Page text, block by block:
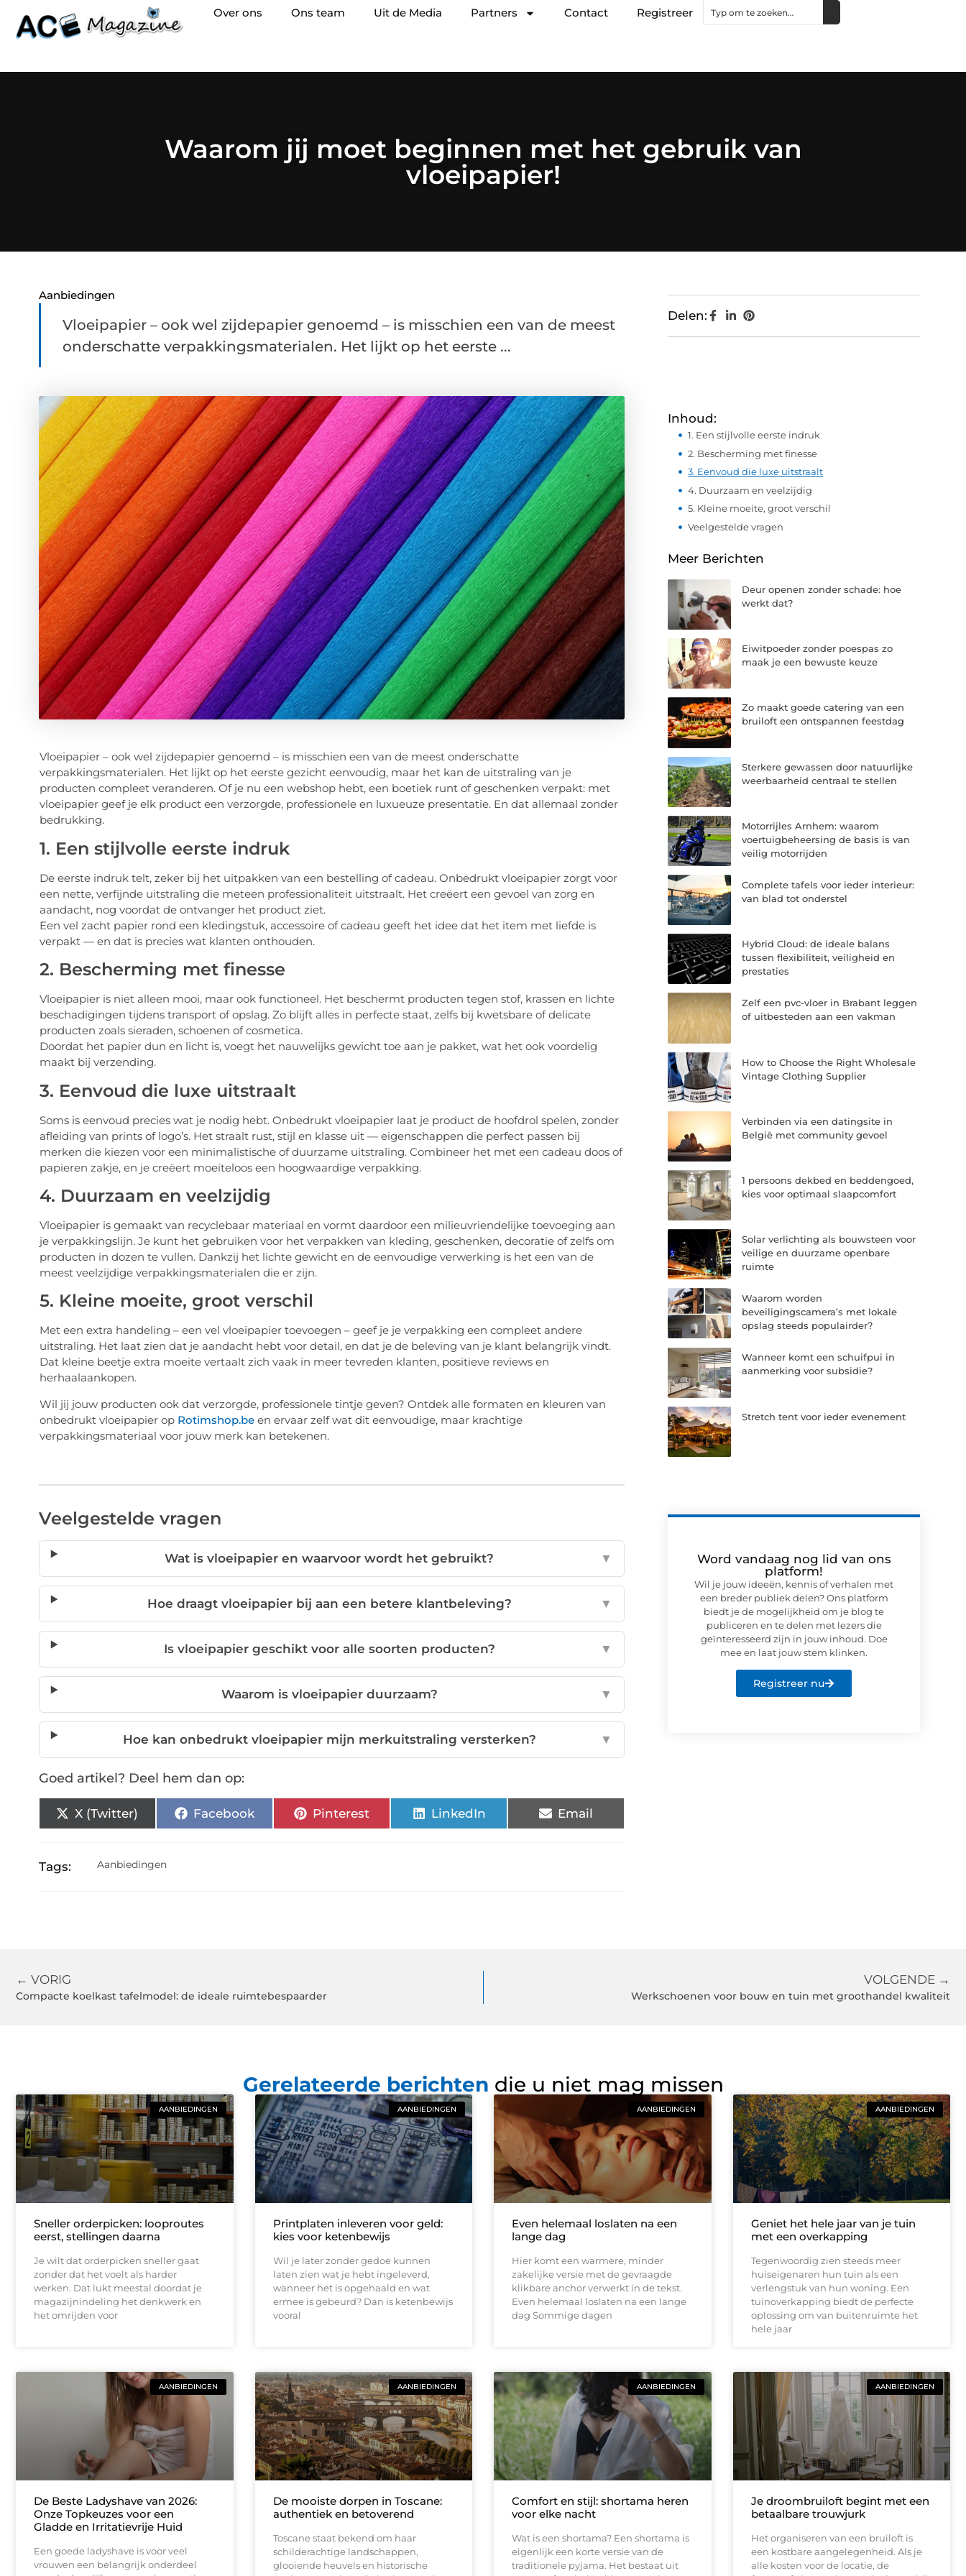
Over ons Ons team Uit de Media Partners Contact Registreer
Waarom jij moet beginnen met het gebruik van
vloeipapier!
Aanbiedingen
Vloeipapier – ook wel zijdepapier genoemd – is misschien een van de meest
onderschatte verpakkingsmaterialen. Het lijkt op het eerste ...
Vloeipapier – ook wel zijdepapier genoemd – is misschien een van de meest onderschatte
verpakkingsmaterialen. Het lijkt op het eerste gezicht eenvoudig, maar het kan de uitstraling van je
producten compleet veranderen. Of je nu een webshop hebt, een boetiek runt of geschenken verpakt: met
vloeipapier geef je elk product een verzorgde, professionele en luxueuze presentatie. En dat allemaal zonder
bedrukking.
1. Een stijlvolle eerste indruk
De eerste indruk telt, zeker bij het uitpakken van een bestelling of cadeau. Onbedrukt vloeipapier zorgt voor
een nette, verfijnde uitstraling die meteen professionaliteit uitstraalt. Het creëert een gevoel van zorg en
aandacht, nog voordat de ontvanger het product ziet.
Een vel zacht papier rond een kledingstuk, accessoire of cadeau geeft het idee dat het item met liefde is
verpakt — en dat is precies wat klanten onthouden.
2. Bescherming met finesse
Vloeipapier is niet alleen mooi, maar ook functioneel. Het beschermt producten tegen stof, krassen en lichte
beschadigingen tijdens transport of opslag. Zo blijft alles in perfecte staat, zelfs bij kwetsbare of delicate
producten zoals sieraden, schoenen of cosmetica.
Doordat het papier dun en licht is, voegt het nauwelijks gewicht toe aan je pakket, wat het ook voordelig
maakt bij verzending.
3. Eenvoud die luxe uitstraalt
Soms is eenvoud precies wat je nodig hebt. Onbedrukt vloeipapier laat je product de hoofdrol spelen, zonder
afleiding van prints of logo’s. Het straalt rust, stijl en klasse uit — eigenschappen die perfect passen bij
merken die kiezen voor een minimalistische of duurzame uitstraling. Combineer het met een cadeau doos of
papieren zakje, en je creëert moeiteloos een hoogwaardige verpakking.
4. Duurzaam en veelzijdig
Vloeipapier is gemaakt van recyclebaar materiaal en vormt daardoor een milieuvriendelijke toevoeging aan
je verpakkingslijn. Je kunt het gebruiken voor het verpakken van kleding, geschenken, decoratie of zelfs om
producten in dozen te vullen. Dankzij het lichte gewicht en de eenvoudige verwerking is het een van de
meest veelzijdige verpakkingsmaterialen die er zijn.
5. Kleine moeite, groot verschil
Met een extra handeling – een vel vloeipapier toevoegen – geef je je verpakking een compleet andere
uitstraling. Het laat zien dat je aandacht hebt voor detail, en dat je de beleving van je klant belangrijk vindt.
Dat kleine beetje extra moeite vertaalt zich vaak in meer tevreden klanten, positieve reviews en
herhaalaankopen.
Wil jij jouw producten ook dat verzorgde, professionele tintje geven? Ontdek alle formaten en kleuren van
onbedrukt vloeipapier opRotimshop.been ervaar zelf wat dit eenvoudige, maar krachtige
verpakkingsmateriaal voor jouw merk kan betekenen.
Veelgestelde vragen
Wat is vloeipapier en waarvoor wordt het gebruikt? ▼
Hoe draagt vloeipapier bij aan een betere klantbeleving? ▼
Is vloeipapier geschikt voor alle soorten producten? ▼
Waarom is vloeipapier duurzaam? ▼
Hoe kan onbedrukt vloeipapier mijn merkuitstraling versterken? ▼
Goed artikel? Deel hem dan op:
X (Twitter) Facebook Pinterest LinkedIn Email
Tags: Aanbiedingen
Delen:
Inhoud:
1. Een stijlvolle eerste indruk
2. Bescherming met finesse
3. Eenvoud die luxe uitstraalt
4. Duurzaam en veelzijdig
5. Kleine moeite, groot verschil
Veelgestelde vragen
Meer Berichten
Deur openen zonder schade: hoe
werkt dat?
Eiwitpoeder zonder poespas zo
maak je een bewuste keuze
Zo maakt goede catering van een
bruiloft een ontspannen feestdag
Sterkere gewassen door natuurlijke
weerbaarheid centraal te stellen
Motorrijles Arnhem: waarom
voertuigbeheersing de basis is van
veilig motorrijden
Complete tafels voor ieder interieur:
van blad tot onderstel
Hybrid Cloud: de ideale balans
tussen flexibiliteit, veiligheid en
prestaties
Zelf een pvc-vloer in Brabant leggen
of uitbesteden aan een vakman
How to Choose the Right Wholesale
Vintage Clothing Supplier
Verbinden via een datingsite in
België met community gevoel
1 persoons dekbed en beddengoed,
kies voor optimaal slaapcomfort
Solar verlichting als bouwsteen voor
veilige en duurzame openbare
ruimte
Waarom worden
beveiligingscamera’s met lokale
opslag steeds populairder?
Wanneer komt een schuifpui in
aanmerking voor subsidie?
Stretch tent voor ieder evenement
Word vandaag nog lid van ons
platform!
Wil je jouw ideeën, kennis of verhalen met
een breder publiek delen? Ons platform
biedt je de mogelijkheid om je blog te
publiceren en te delen met lezers die
geïnteresseerd zijn in jouw inhoud. Doe
mee en laat jouw stem klinken.
Registreer nu
← VORIG
Compacte koelkast tafelmodel: de ideale ruimtebespaarder
VOLGENDE →
Werkschoenen voor bouw en tuin met groothandel kwaliteit
Gerelateerde berichten die u niet mag missen
AANBIEDINGEN
Sneller orderpicken: looproutes
eerst, stellingen daarna
Je wilt dat orderpicken sneller gaat
zonder dat het voelt als harder
werken. Dat lukt meestal doordat je
magazijnindeling het denkwerk en
het omrijden voor
AANBIEDINGEN
Printplaten inleveren voor geld:
kies voor ketenbewijs
Wil je later zonder gedoe kunnen
laten zien wat je hebt ingeleverd,
wanneer het is opgehaald en wat
ermee is gebeurd? Dan is ketenbewijs
vooral
AANBIEDINGEN
Even helemaal loslaten na een
lange dag
Hier komt een warmere, minder
zakelijke versie met de gevraagde
klikbare anchor verwerkt in de tekst.
Even helemaal loslaten na een lange
dag Sommige dagen
AANBIEDINGEN
Geniet het hele jaar van je tuin
met een overkapping
Tegenwoordig zien steeds meer
huiseigenaren hun tuin als een
verlengstuk van hun woning. Een
tuinoverkapping biedt de perfecte
oplossing om van buitenruimte het
hele jaar
AANBIEDINGEN
De Beste Ladyshave van 2026:
Onze Topkeuzes voor een
Gladde en Irritatievrije Huid
Een goede ladyshave is voor veel
vrouwen een belangrijk onderdeel
AANBIEDINGEN
De mooiste dorpen in Toscane:
authentiek en betoverend
Toscane staat bekend om haar
schilderachtige landschappen,
glooiende heuvels en historische
AANBIEDINGEN
Comfort en stijl: shortama heren
voor elke nacht
Wat is een shortama? Een shortama is
eigenlijk een korte versie van de
traditionele pyjama. Het bestaat uit
AANBIEDINGEN
Je droombruiloft begint met een
betaalbare trouwjurk
Het organiseren van een bruiloft is
een kostbare aangelegenheid. Als je
alle kosten voor de locatie, de